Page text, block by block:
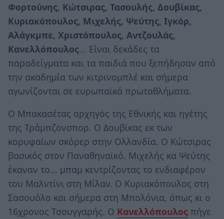
Φορτούνης, Κώτσιρας, Τασουλής, Δουβίκας,
Κυριακόπουλος, Μιχελής, Ψεύτης, Ιγκόρ,
Αλάγκμπε, Χριστόπουλος, Αντζουλάς,
Κανελλόπουλος... Είναι δεκάδες τα
παραδείγματα και τα παιδιά που ξεπήδησαν από
την ακαδημία των κιτρινομπλέ και σήμερα
αγωνίζονται σε ευρωπαϊκά πρωταθλήματα.
Ο Μπακασέτας αρχηγός της Εθνικής και ηγέτης
της Τράμπζονσπορ. Ο Δουβίκας εκ των
κορυφαίων σκόρερ στην Ολλανδία. Ο Κώτσιρας
βασικός στον Παναθηναϊκό. Μιχελής κα Ψεύτης
έκαναν το... μπαμ κεντρίζοντας το ενδιαφέρον
του Μαλντίνι στη Μίλαν. Ο Κυριακόπουλος στη
Σασουόλο και σήμερα στη Μπολόνια, όπως κι ο
16χρονος Τσουγγαρής. Ο Κανελλόπουλος πήγε